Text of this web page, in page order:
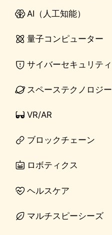
AI（人工知能）
量子コンピューター
サイバーセキュリティ
スペーステクノロジー
VR/AR
ブロックチェーン
ロボティクス
ヘルスケア
マルチスピーシーズ